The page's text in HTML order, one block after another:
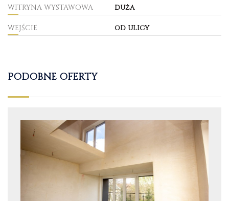
WITRYNA WYSTAWOWA duża
WEJŚCIE od ulicy
PODOBNE OFERTY